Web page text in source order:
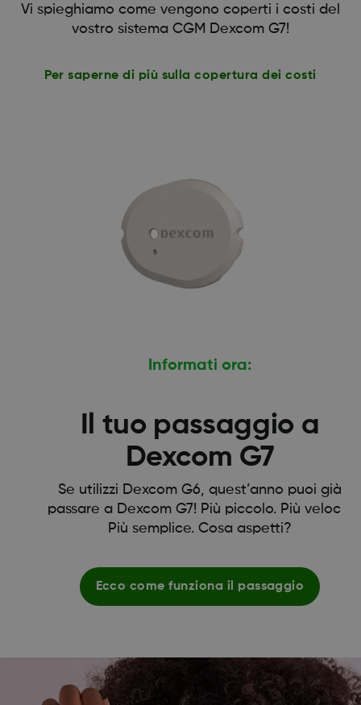
Vi spieghiamo come vengono coperti i costi del
vostro sistema CGM Dexcom G7!
Per saperne di più sulla copertura dei costi
Informati ora:
Il tuo passaggio a
Dexcom G7
Se utilizzi Dexcom G6, quest’anno puoi già
passare a Dexcom G7! Più piccolo. Più veloce.
Più semplice. Cosa aspetti?
Ecco come funziona il passaggio